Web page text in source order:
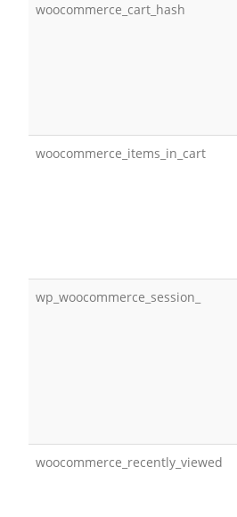
woocommerce_cart_hash
woocommerce_items_in_cart
wp_woocommerce_session_
woocommerce_recently_viewed